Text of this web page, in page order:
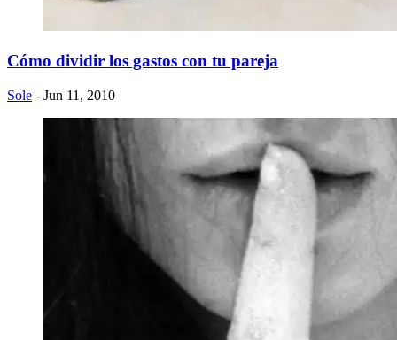
Cómo dividir los gastos con tu pareja
Sole - Jun 11, 2010